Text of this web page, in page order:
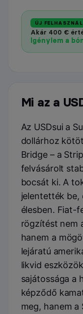
ÚJ
Akár 400 €
Igénylem a
Mi az a
Az USDsui a
dollárhoz
Bridge – a
felvásárolt
bocsát ki. A
jelentették be,
élesben. Fiat-
rögzítést nem
hanem a
lejáratú
likvid
sajátossága a
képződő
meg, hanem a